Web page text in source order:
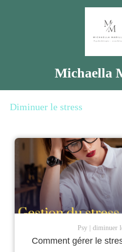
Michaella
Diminuer le stress
Psy diminuer
Comment gérer le